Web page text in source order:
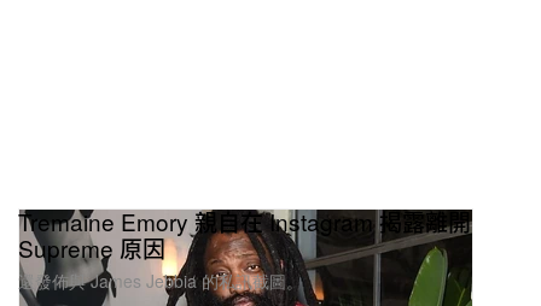
Tremaine Emory 親自在 Instagram 揭露離開
Supreme 原因
還發佈與 James Jebbia 的私訊截圖。